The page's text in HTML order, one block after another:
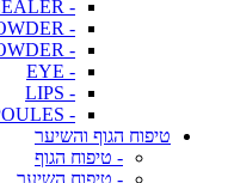
- 3D FIRMING CONCEALER
- POWDER
- BLUSH & HIGHLIGHT POWDER
- EYE
- LIPS
- AMPOULES
טיפוח הגוף והשיער
- טיפוח הגוף
- טיפוח השיער